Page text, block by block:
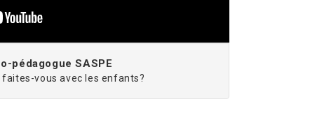
pédagogue SASPE
vous avec les enfants?